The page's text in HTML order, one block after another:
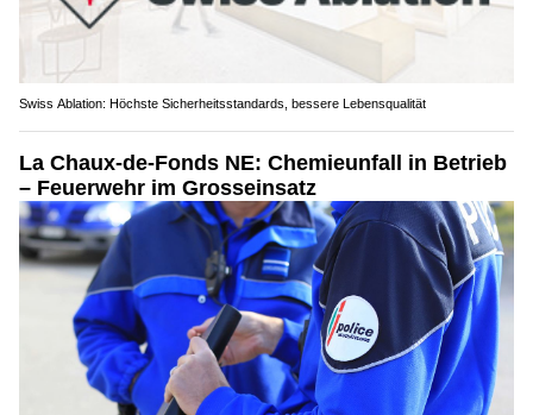
Swiss Ablation: Höchste Sicherheitsstandards, bessere Lebensqualität
La Chaux-de-Fonds NE: Chemieunfall in Betrieb
– Feuerwehr im Grosseinsatz